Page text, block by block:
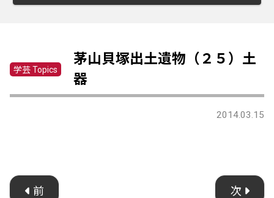
学芸 Topics
茅山貝塚出土遺物（２５）土
器
2014.03.15
前 次